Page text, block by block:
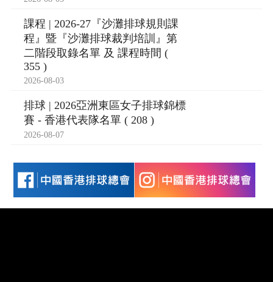
課程 | 2026-27『沙灘排球規則課
程』暨『沙灘排球裁判培訓』第
二階段取錄名單 及 課程時間 (
355 )
2026-08-03
排球 | 2026亞洲東區女子排球錦標
賽 - 香港代表隊名單 ( 208 )
2026-08-07